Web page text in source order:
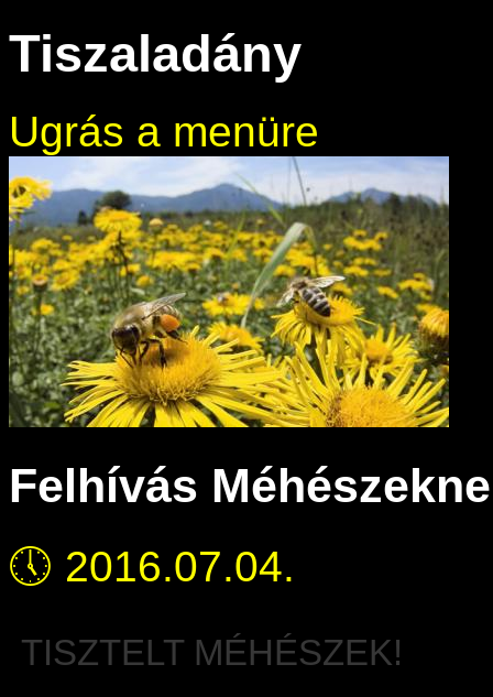
Tiszaladány
Ugrás a menüre
Felhívás
🕔 2016.07.04.
TISZTELT MÉHÉSZEK!